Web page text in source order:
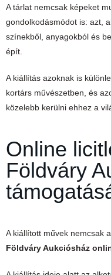
A tárlat nemcsak képeket
gondolkodásmódot is: azt,
színekből, anyagokból és
épít.
A kiállítás azoknak is
kortárs művészetben, és
közelebb kerülni ehhez a
Online
Földváry
A kiállított művek nemcsak
Földváry Aukciósház